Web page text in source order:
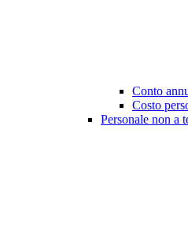
Conto
Costo
Personale non a